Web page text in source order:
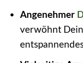
Angenehmer
verwöhnt